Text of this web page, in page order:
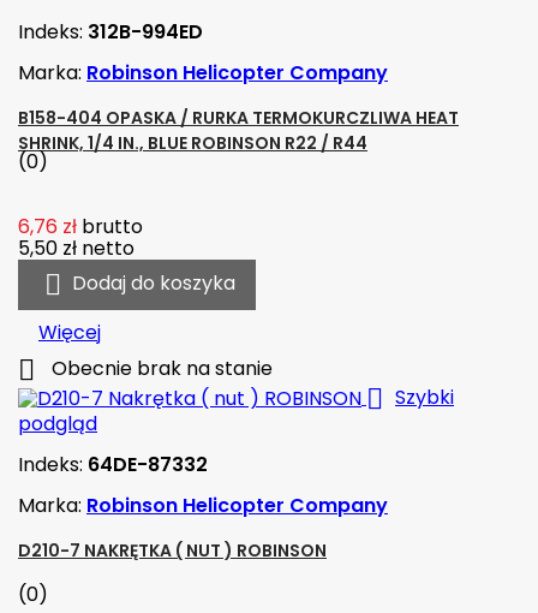
Indeks: 312B-994ED
Marka: Robinson Helicopter Company
B158-404 OPASKA / RURKA TERMOKURCZLIWA HEAT
SHRINK, 1/4 IN., BLUE ROBINSON R22 / R44
(0)
6,76 zł brutto
5,50 zł netto
 Dodaj do koszyka
Więcej
 Obecnie brak na stanie
 Szybki
podgląd
Indeks: 64DE-87332
Marka: Robinson Helicopter Company
D210-7 NAKRĘTKA ( NUT ) ROBINSON
(0)